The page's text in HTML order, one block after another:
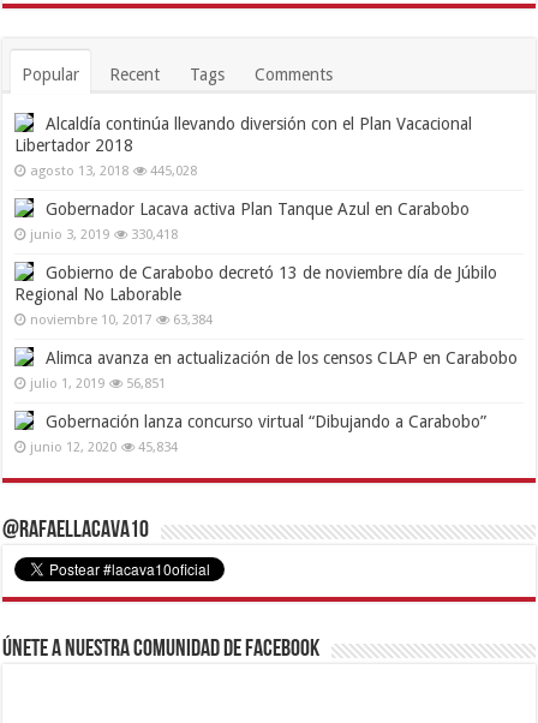
Popular Recent Tags Comments
Alcaldía continúa llevando diversión con el Plan Vacacional
Libertador 2018
agosto 13, 2018 445,028
Gobernador Lacava activa Plan Tanque Azul en Carabobo
junio 3, 2019 330,418
Gobierno de Carabobo decretó 13 de noviembre día de Júbilo
Regional No Laborable
noviembre 10, 2017 63,384
Alimca avanza en actualización de los censos CLAP en Carabobo
julio 1, 2019 56,851
Gobernación lanza concurso virtual “Dibujando a Carabobo”
junio 12, 2020 45,834
@RafaelLacava10
Únete a nuestra comunidad de Facebook